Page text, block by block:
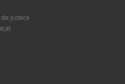
Justice